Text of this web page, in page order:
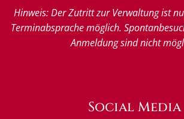
Hinweis: Der Zutritt zur Verwaltung ist
Terminabsprache möglich.
Anmeldung sind nicht
Social Media